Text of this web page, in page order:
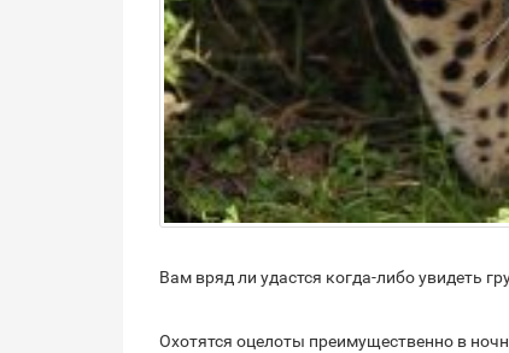
Вам вряд ли удастся когда-либо увидеть
Охотятся оцелоты преимущественно в